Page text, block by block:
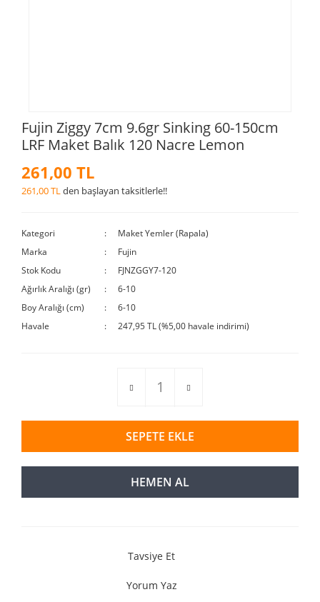
Fujin Ziggy 7cm 9.6gr Sinking 60-150cm
LRF Maket Balık 120 Nacre Lemon
261,00 TL
261,00 TLden başlayan taksitlerle!!
Kategori
Maket Yemler (Rapala)
Marka
Fujin
Stok Kodu
FJNZGGY7-120
Ağırlık Aralığı (gr)
6-10
Boy Aralığı (cm)
6-10
Havale
247,95 TL (%5,00 havale indirimi)
SEPETE EKLE
HEMEN AL
Tavsiye Et
Yorum Yaz